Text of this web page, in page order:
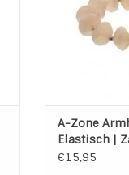
TOEVOEGEN
A-Zone
Elastisch |
€15,95